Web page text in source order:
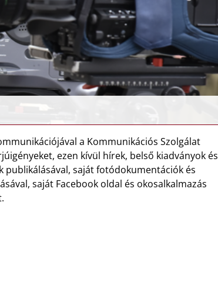
a Kommunikációs Szolgálat
ezen kívül hírek, belső kiadványok és
publikálásával, saját fotódokumentációk és
saját Facebook oldal és okosalkalmazás